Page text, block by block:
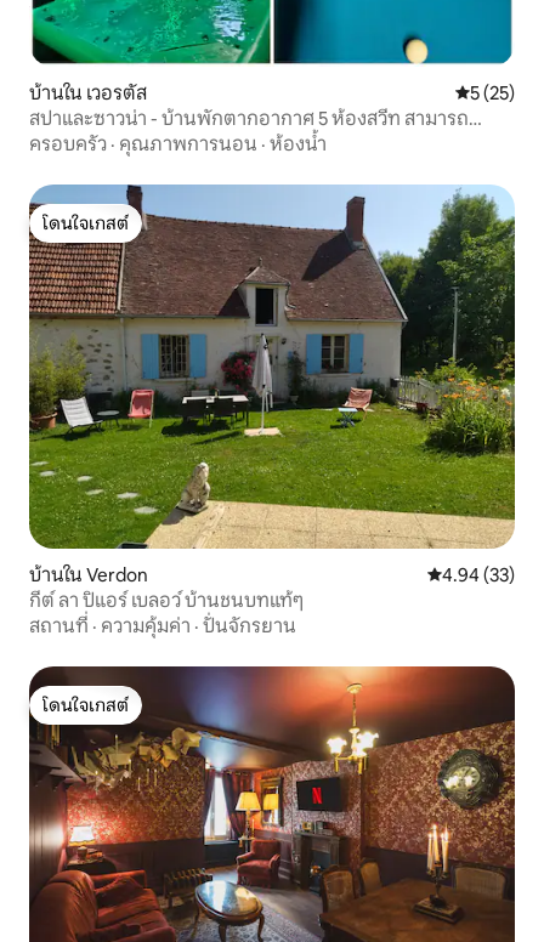
บ้านใน เวอรตัส คะแนนเฉลี่
5 (25)
สปาและซาวน่า - บ้านพักตากอากาศ 5 ห้องสวีท สามารถ
รองรับได้สูงสุด 12 คน
ครอบครัว · คุณภาพการนอน · ห้องน้ำ
โดนใจเกสต์
โดนใจเกสต์
บ้านใน Verdon คะแนนเฉลี่ย
4.94 (33)
กีต์ ลา ปิแอร์ เบลอว์ บ้านชนบทแท้ๆ
สถานที่ · ความคุ้มค่า · ปั่นจักรยาน
โดนใจเกสต์
โดนใจเกสต์